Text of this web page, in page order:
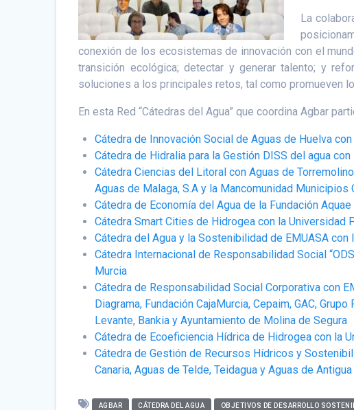
La
conexión de los ecosistemas de innovación con el
transición ecológica; detectar y generar talento; y
soluciones a los principales retos, tal como promueven
En esta Red “Cátedras del Agua” que coordina Agbar
Cátedra de Innovación Social de Aguas de Huelva
Cátedra de Hidralia para la Gestión DISS del agua
Cátedra Ciencias del Litoral con Aguas de
Aguas de Malaga, S.A y la Mancomunidad Municipios
Cátedra de Economía del Agua de la Fundación
Cátedra Smart Cities de Hidrogea con la Universidad
Cátedra del Agua y la Sostenibilidad de EMUASA
Cátedra Internacional de Responsabilidad Social
Murcia
Cátedra de Responsabilidad Social Corporativa con
Diagrama, Fundación CajaMurcia, Cepaim, GAC,
Levante, Bankia y Ayuntamiento de Molina de Segura
Cátedra de Ecoeficiencia Hídrica de Hidrogea con la
Cátedra de Gestión de Recursos Hídricos y
Canaria, Aguas de Telde, Teidagua y Aguas de Antigua
AGBAR CÁTEDRA DEL AGUA OBJETIVOS DE DESARROLLO